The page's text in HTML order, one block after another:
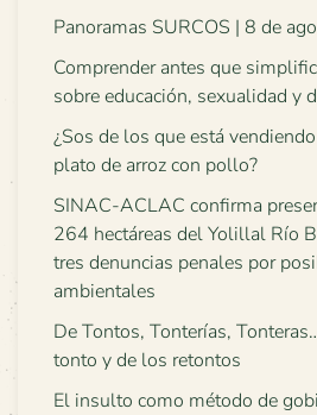
Panoramas SURCOS | 8 de
Comprender antes que
sobre educación, sexualidad y
¿Sos de los que está
plato de arroz con pollo?
SINAC-ACLAC confirma
264 hectáreas del Yolillal Río
tres denuncias penales por
ambientales
De Tontos, Tonterías,
tonto y de los retontos
El insulto como método de